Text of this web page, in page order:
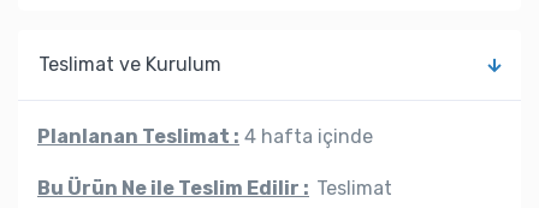
Teslimat ve Kurulum
Planlanan Teslimat : 4 hafta içinde
Bu Ürün Ne ile Teslim Edilir : Teslimat